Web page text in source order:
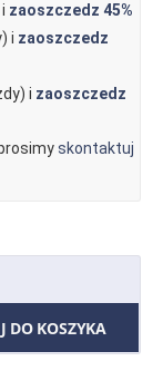
zaoszczedz 45%
i zaoszczedz
i zaoszczedz
skontaktuj
DO KOSZYKA